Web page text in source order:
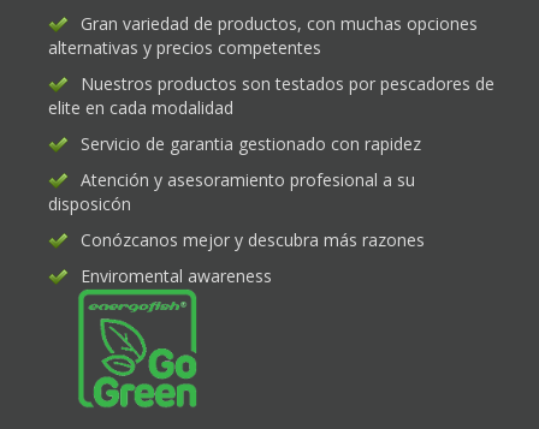
Gran variedad de productos, con muchas opciones
alternativas y precios competentes
Nuestros productos son testados por pescadores de
elite en cada modalidad
Servicio de garantia gestionado con rapidez
Atención y asesoramiento profesional a su
disposicón
Conózcanos mejor y descubra más razones
Enviromental awareness